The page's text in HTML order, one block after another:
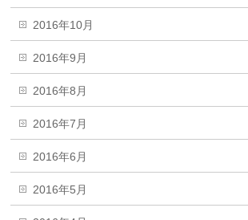
2016年10月
2016年9月
2016年8月
2016年7月
2016年6月
2016年5月